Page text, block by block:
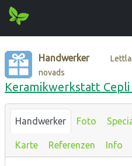
Handwerker
novads
Keramikwerkstatt Cepli
Handwerker Foto
Karte Referenzen Info